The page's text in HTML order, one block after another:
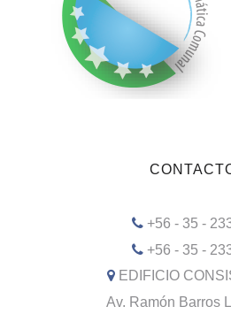
+56 - 35 -
+56 - 35 -
EDIFICIO
Av. Ramón Barros